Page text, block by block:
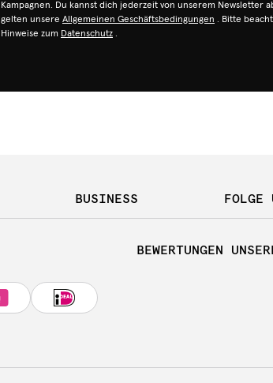
Kampagnen. Du kannst dich jederzeit von unserem Newsletter
gelten unsere Allgemeinen Geschäftsbedingungen . Bitte
Hinweise zum Datenschutz .
BUSINESS FOLGE
BEWERTUNGEN